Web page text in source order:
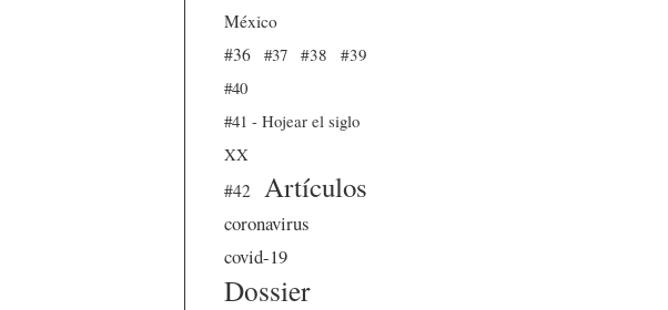
México
#36
#37 #38
#39
#40
#41 - Hojear el siglo
XX
#42
Artículos
coronavirus
covid-19
Dossier